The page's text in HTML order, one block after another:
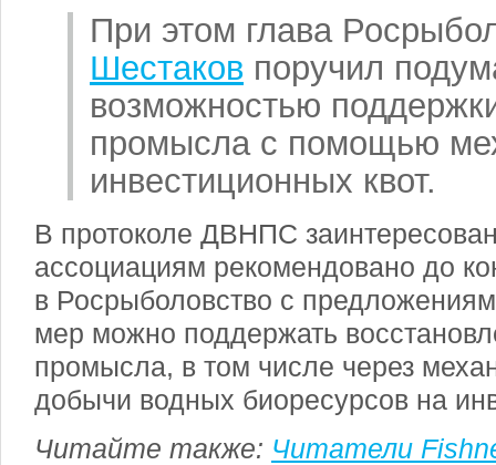
При этом глава
Шестаков поручил
возможностью
промысла с помощью
инвестиционных квот.
В протоколе ДВНПС
ассоциациям рекомендовано до
в Росрыболовство с
мер можно поддержать
промысла, в том числе через
добычи водных биоресурсов на
Читайте также: Читатели